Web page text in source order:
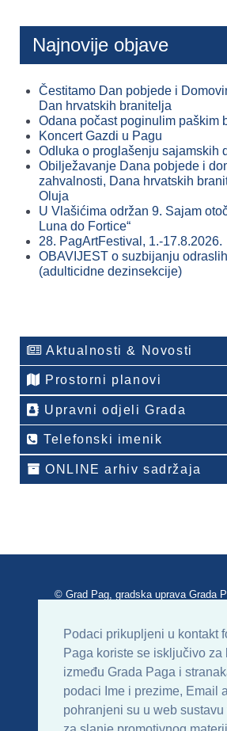
Podaci prikupljeni u kontakt
Paga koriste se isključivo za
između Grada Paga i
podaci Ime i prezime, Email
pohranjeni su u web
Najnovije objave
Čestitamo Dan pobjede i
Dan hrvatskih branitelja
Odana počast poginulim paškim
Koncert Gazdi u Pagu
Odluka o proglašenju sajamskih
Obilježavanje Dana pobjede i
zahvalnosti, Dana hrvatskih
Oluja
U Vlašićima održan 9. Sajam
Luna do Fortice“
28. PagArtFestival, 1.-17.8.2026.
OBAVIJEST o suzbijanju
(adulticidne dezinsekcije)
Aktualnosti & Novosti
Prostorni planovi
Upravni odjeli Grada
Telefonski imenik
ONLINE arhiv sadržaja
© Grad Pag, gradska uprava Grada
Uvjeti korištenja Impressum
Sitemap